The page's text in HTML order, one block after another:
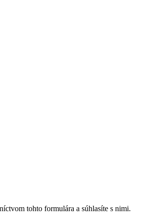
tohto formulára a súhlasíte s nimi.